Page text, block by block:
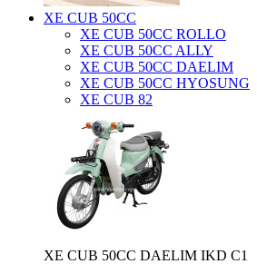
XE CUB 50CC
XE CUB 50CC ROLLO
XE CUB 50CC ALLY
XE CUB 50CC DAELIM
XE CUB 50CC HYOSUNG
XE CUB 82
XE CUB 50CC DAELIM IKD C1